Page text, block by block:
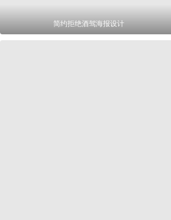
简约拒绝酒驾海报设计